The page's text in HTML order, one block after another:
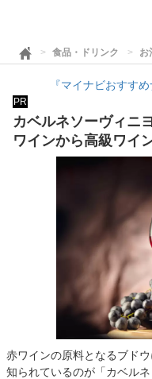
食品・ドリンク お
『マイナビおすす
PR
カベルネソーヴィニ
ワインから高級ワイ
赤ワインの原料となるブド
知られているのが「カベル